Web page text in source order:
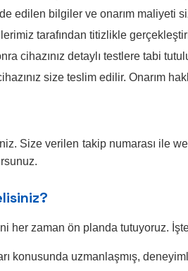
edilen bilgiler ve onarım maliyeti
tarafından titizlikle
cihazınız detaylı testlere tabi
size teslim edilir. Onarım
Size verilen takip numarası ile
her zaman ön planda tutuyoruz.
konusunda uzmanlaşmış,